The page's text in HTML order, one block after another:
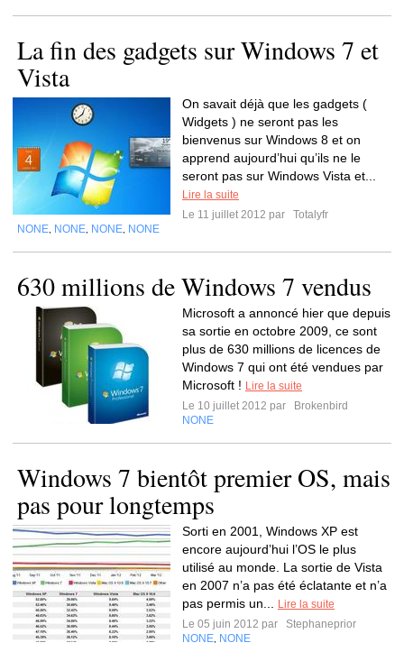
La fin des gadgets sur Windows 7 et
Vista
On savait déjà que les gadgets (
Widgets ) ne seront pas les
bienvenus sur Windows 8 et on
apprend aujourd’hui qu’ils ne le
seront pas sur Windows Vista et...
Lire la suite
Le 11 juillet 2012 par
Totalyfr
NONE NONE NONE NONE
630 millions de Windows 7 vendus
Microsoft a annoncé hier que depuis
sa sortie en octobre 2009, ce sont
plus de 630 millions de licences de
Windows 7 qui ont été vendues par
Microsoft ! Lire la suite
Le 10 juillet 2012 par
Brokenbird
NONE
Windows 7 bientôt premier OS, mais
pas pour longtemps
Sorti en 2001, Windows XP est
encore aujourd’hui l’OS le plus
utilisé au monde. La sortie de Vista
en 2007 n’a pas été éclatante et n’a
pas permis un...
Lire la suite
Le 05 juin 2012 par
Stephaneprior
NONE NONE